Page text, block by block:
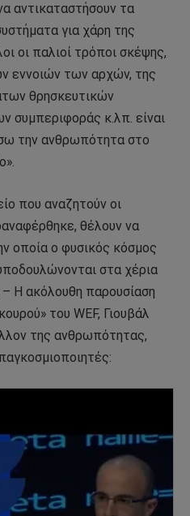
αντικαταστήσουν τα
για χάρη της
οι παλιοί τρόποι σκέψης,
εννοιών των αρχών, της
θρησκευτικών
συμπεριφοράς κ.λπ. είναι
την ανθρωπότητα στο
που αναζητούν οι
θέλουν να
οποία ο φυσικός κόσμος
στα χέρια
Η ακόλουθη παρουσίαση
του WEF, Γιουβάλ
της ανθρωπότητας,